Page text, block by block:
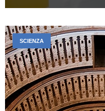
SCIENZA